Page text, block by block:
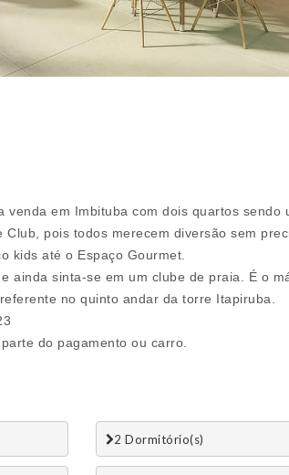
venda em Imbituba com dois quartos
pois todos merecem diversão sem
kids até o Espaço Gourmet.
ainda sinta-se em um clube de praia. É o
no quinto andar da torre Itapiruba.
do pagamento ou carro.
2 Dormitório(s)